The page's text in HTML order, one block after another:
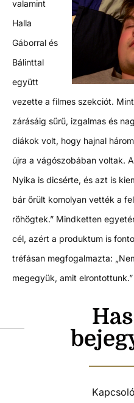
valamint
Halla
Gáborral és
Bálinttal
együtt
vezette a filmes szekciót.
zárásáig sűrű, izgalmas és
diákok volt, hogy hajnal
újra a vágószobában voltak.
Nyika is dicsérte, és azt is
bár őrült komolyan vették a
röhögtek.” Mindketten
cél, azért a produktum is
tréfásan megfogalmazta:
megegyük, amit elrontottunk.”